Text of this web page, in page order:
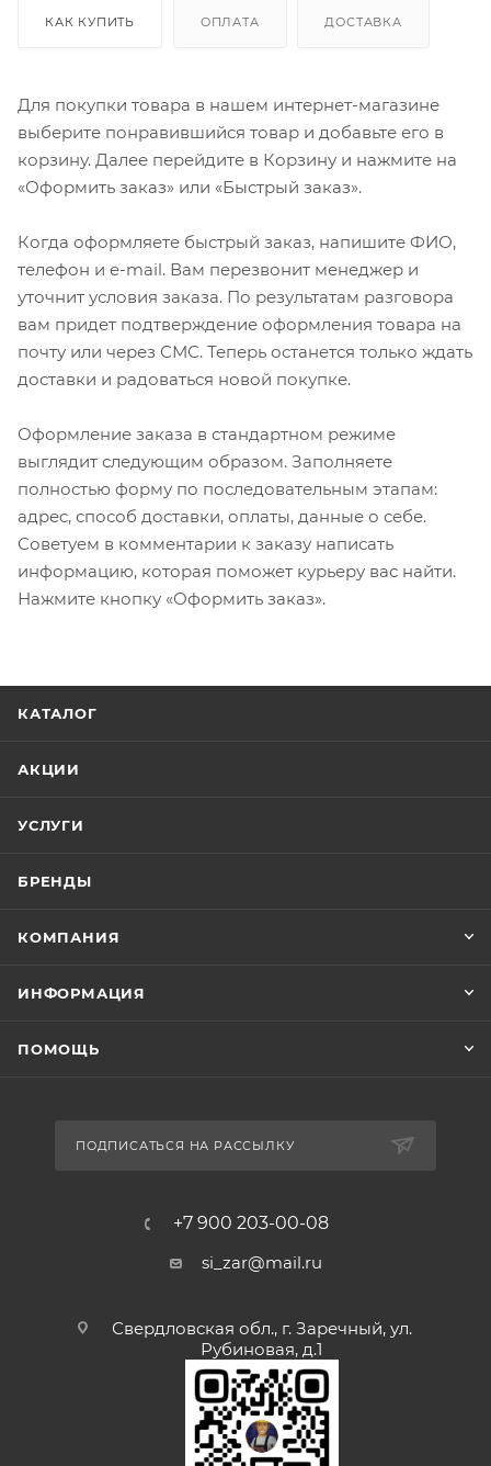
КАК КУПИТЬ ОПЛАТА ДОСТАВКА
Для покупки товара в нашем интернет-магазине
выберите понравившийся товар и добавьте его в
корзину. Далее перейдите в Корзину и нажмите на
«Оформить заказ» или «Быстрый заказ».
Когда оформляете быстрый заказ, напишите ФИО,
телефон и e-mail. Вам перезвонит менеджер и
уточнит условия заказа. По результатам разговора
вам придет подтверждение оформления товара на
почту или через СМС. Теперь останется только ждать
доставки и радоваться новой покупке.
Оформление заказа в стандартном режиме
выглядит следующим образом. Заполняете
полностью форму по последовательным этапам:
адрес, способ доставки, оплаты, данные о себе.
Советуем в комментарии к заказу написать
информацию, которая поможет курьеру вас найти.
Нажмите кнопку «Оформить заказ».
КАТАЛОГ
АКЦИИ
УСЛУГИ
БРЕНДЫ
КОМПАНИЯ
ИНФОРМАЦИЯ
ПОМОЩЬ
ПОДПИСАТЬСЯ НА РАССЫЛКУ
+7 900 203-00-08
si_zar@mail.ru
Свердловская обл., г. Заречный, ул.
Рубиновая, д.1